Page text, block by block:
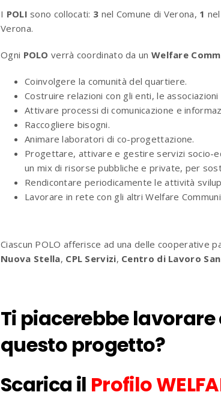
I POLI sono collocati: 3 nel Comune di Verona, 1
Verona.
Ogni POLO verrà coordinato da un Welfare
Coinvolgere la comunità del quartiere.
Costruire relazioni con gli enti, le
Attivare processi di comunicazione e
Raccogliere bisogni.
Animare laboratori di co-progettazione.
Progettare, attivare e gestire servizi socio-
un mix di risorse pubbliche e private, per
Rendicontare periodicamente le attività
Lavorare in rete con gli altri Welfare
Ciascun POLO afferisce ad una delle cooperative
Nuova Stella, CPL Servizi, Centro di Lavoro
Ti piacerebbe
questo progetto?
Scarica il Profilo